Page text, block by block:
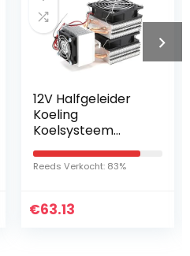
12V Halfgeleider
Koeling
Koelsysteem
Thermo-
elektrische Koeler
kwaliteit
Reeds Verkocht: 83%
€63.13